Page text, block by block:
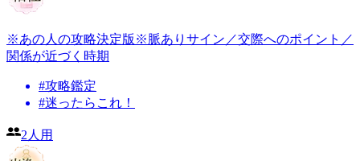
※あの人の攻略決定版※脈ありサイン／交際へのポイント／
関係が近づく時期
#攻略鑑定
#迷ったらこれ！
2人用